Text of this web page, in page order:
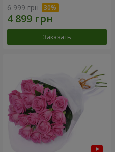
6 999 грн
Заказать